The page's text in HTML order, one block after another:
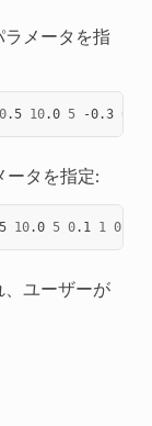
ラメータを指
0.5 10.0 5 -0.3 0
ータを指定:
10.0 5 0.1 1 0.0
、ユーザーが